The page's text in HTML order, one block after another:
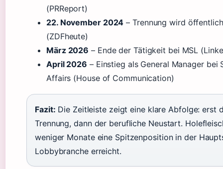
(PRReport)
22. November 2024 – Trennung wird
(ZDFheute)
März 2026 – Ende der Tätigkeit bei MSL
April 2026 – Einstieg als General Manager bei
Affairs (House of Communication)
Fazit: Die Zeitleiste zeigt eine klare Abfolge: erst
Trennung, dann der berufliche Neustart.
weniger Monate eine Spitzenposition in der
Lobbybranche erreicht.